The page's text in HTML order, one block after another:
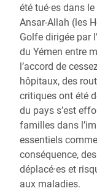
été tué·es dans
Ansar-Allah (les
Golfe dirigée par
du Yémen entre
l’accord de
hôpitaux, des
critiques ont été
du pays s’est
familles dans
essentiels
conséquence,
déplacé·es et
aux maladies.